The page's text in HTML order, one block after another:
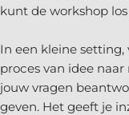
kunt de workshop
In een kleine
proces van idee
jouw vragen
geven. Het geeft je